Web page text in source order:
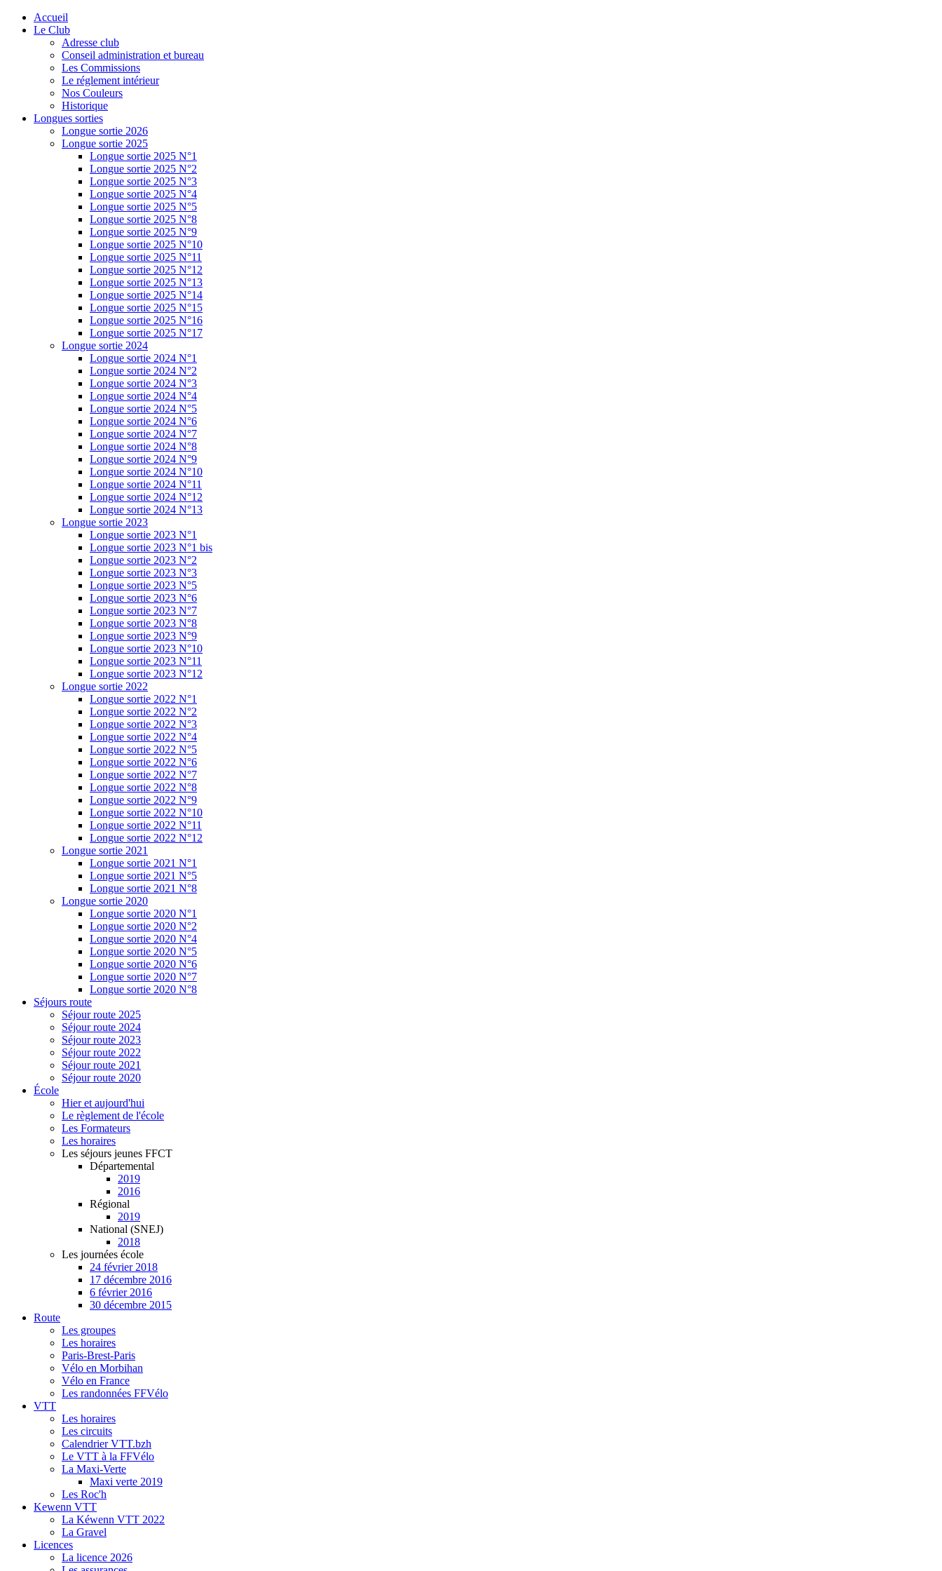
Accueil
Le Club
Adresse club
Conseil administration et bureau
Les Commissions
Le réglement intérieur
Nos Couleurs
Historique
Longues sorties
Longue sortie 2026
Longue sortie 2025
Longue sortie 2025 N°1
Longue sortie 2025 N°2
Longue sortie 2025 N°3
Longue sortie 2025 N°4
Longue sortie 2025 N°5
Longue sortie 2025 N°8
Longue sortie 2025 N°9
Longue sortie 2025 N°10
Longue sortie 2025 N°11
Longue sortie 2025 N°12
Longue sortie 2025 N°13
Longue sortie 2025 N°14
Longue sortie 2025 N°15
Longue sortie 2025 N°16
Longue sortie 2025 N°17
Longue sortie 2024
Longue sortie 2024 N°1
Longue sortie 2024 N°2
Longue sortie 2024 N°3
Longue sortie 2024 N°4
Longue sortie 2024 N°5
Longue sortie 2024 N°6
Longue sortie 2024 N°7
Longue sortie 2024 N°8
Longue sortie 2024 N°9
Longue sortie 2024 N°10
Longue sortie 2024 N°11
Longue sortie 2024 N°12
Longue sortie 2024 N°13
Longue sortie 2023
Longue sortie 2023 N°1
Longue sortie 2023 N°1 bis
Longue sortie 2023 N°2
Longue sortie 2023 N°3
Longue sortie 2023 N°5
Longue sortie 2023 N°6
Longue sortie 2023 N°7
Longue sortie 2023 N°8
Longue sortie 2023 N°9
Longue sortie 2023 N°10
Longue sortie 2023 N°11
Longue sortie 2023 N°12
Longue sortie 2022
Longue sortie 2022 N°1
Longue sortie 2022 N°2
Longue sortie 2022 N°3
Longue sortie 2022 N°4
Longue sortie 2022 N°5
Longue sortie 2022 N°6
Longue sortie 2022 N°7
Longue sortie 2022 N°8
Longue sortie 2022 N°9
Longue sortie 2022 N°10
Longue sortie 2022 N°11
Longue sortie 2022 N°12
Longue sortie 2021
Longue sortie 2021 N°1
Longue sortie 2021 N°5
Longue sortie 2021 N°8
Longue sortie 2020
Longue sortie 2020 N°1
Longue sortie 2020 N°2
Longue sortie 2020 N°4
Longue sortie 2020 N°5
Longue sortie 2020 N°6
Longue sortie 2020 N°7
Longue sortie 2020 N°8
Séjours route
Séjour route 2025
Séjour route 2024
Séjour route 2023
Séjour route 2022
Séjour route 2021
Séjour route 2020
École
Hier et aujourd'hui
Le règlement de l'école
Les Formateurs
Les horaires
Les séjours jeunes FFCT
Départemental
2019
2016
Régional
2019
National (SNEJ)
2018
Les journées école
24 février 2018
17 décembre 2016
6 février 2016
30 décembre 2015
Route
Les groupes
Les horaires
Paris-Brest-Paris
Vélo en Morbihan
Vélo en France
Les randonnées FFVélo
VTT
Les horaires
Les circuits
Calendrier VTT.bzh
Le VTT à la FFVélo
La Maxi-Verte
Maxi verte 2019
Les Roc'h
Kewenn VTT
La Kéwenn VTT 2022
La Gravel
Licences
La licence 2026